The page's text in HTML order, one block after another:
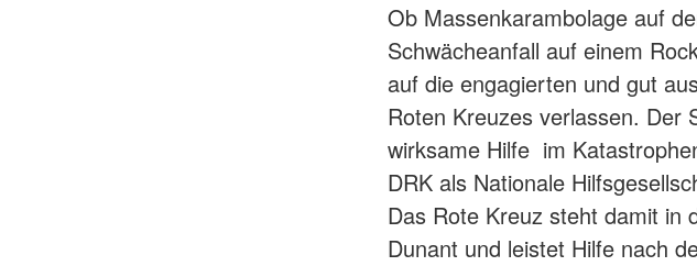
Ob Massenkarambolage auf
Schwächeanfall auf einem
auf die engagierten und gut
Roten Kreuzes verlassen. Der
wirksame Hilfe im
DRK als Nationale
Das Rote Kreuz steht damit in
Dunant und leistet Hilfe nach